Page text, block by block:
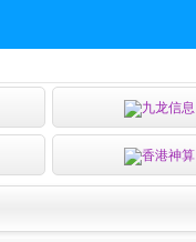
九龙信息
香港神算